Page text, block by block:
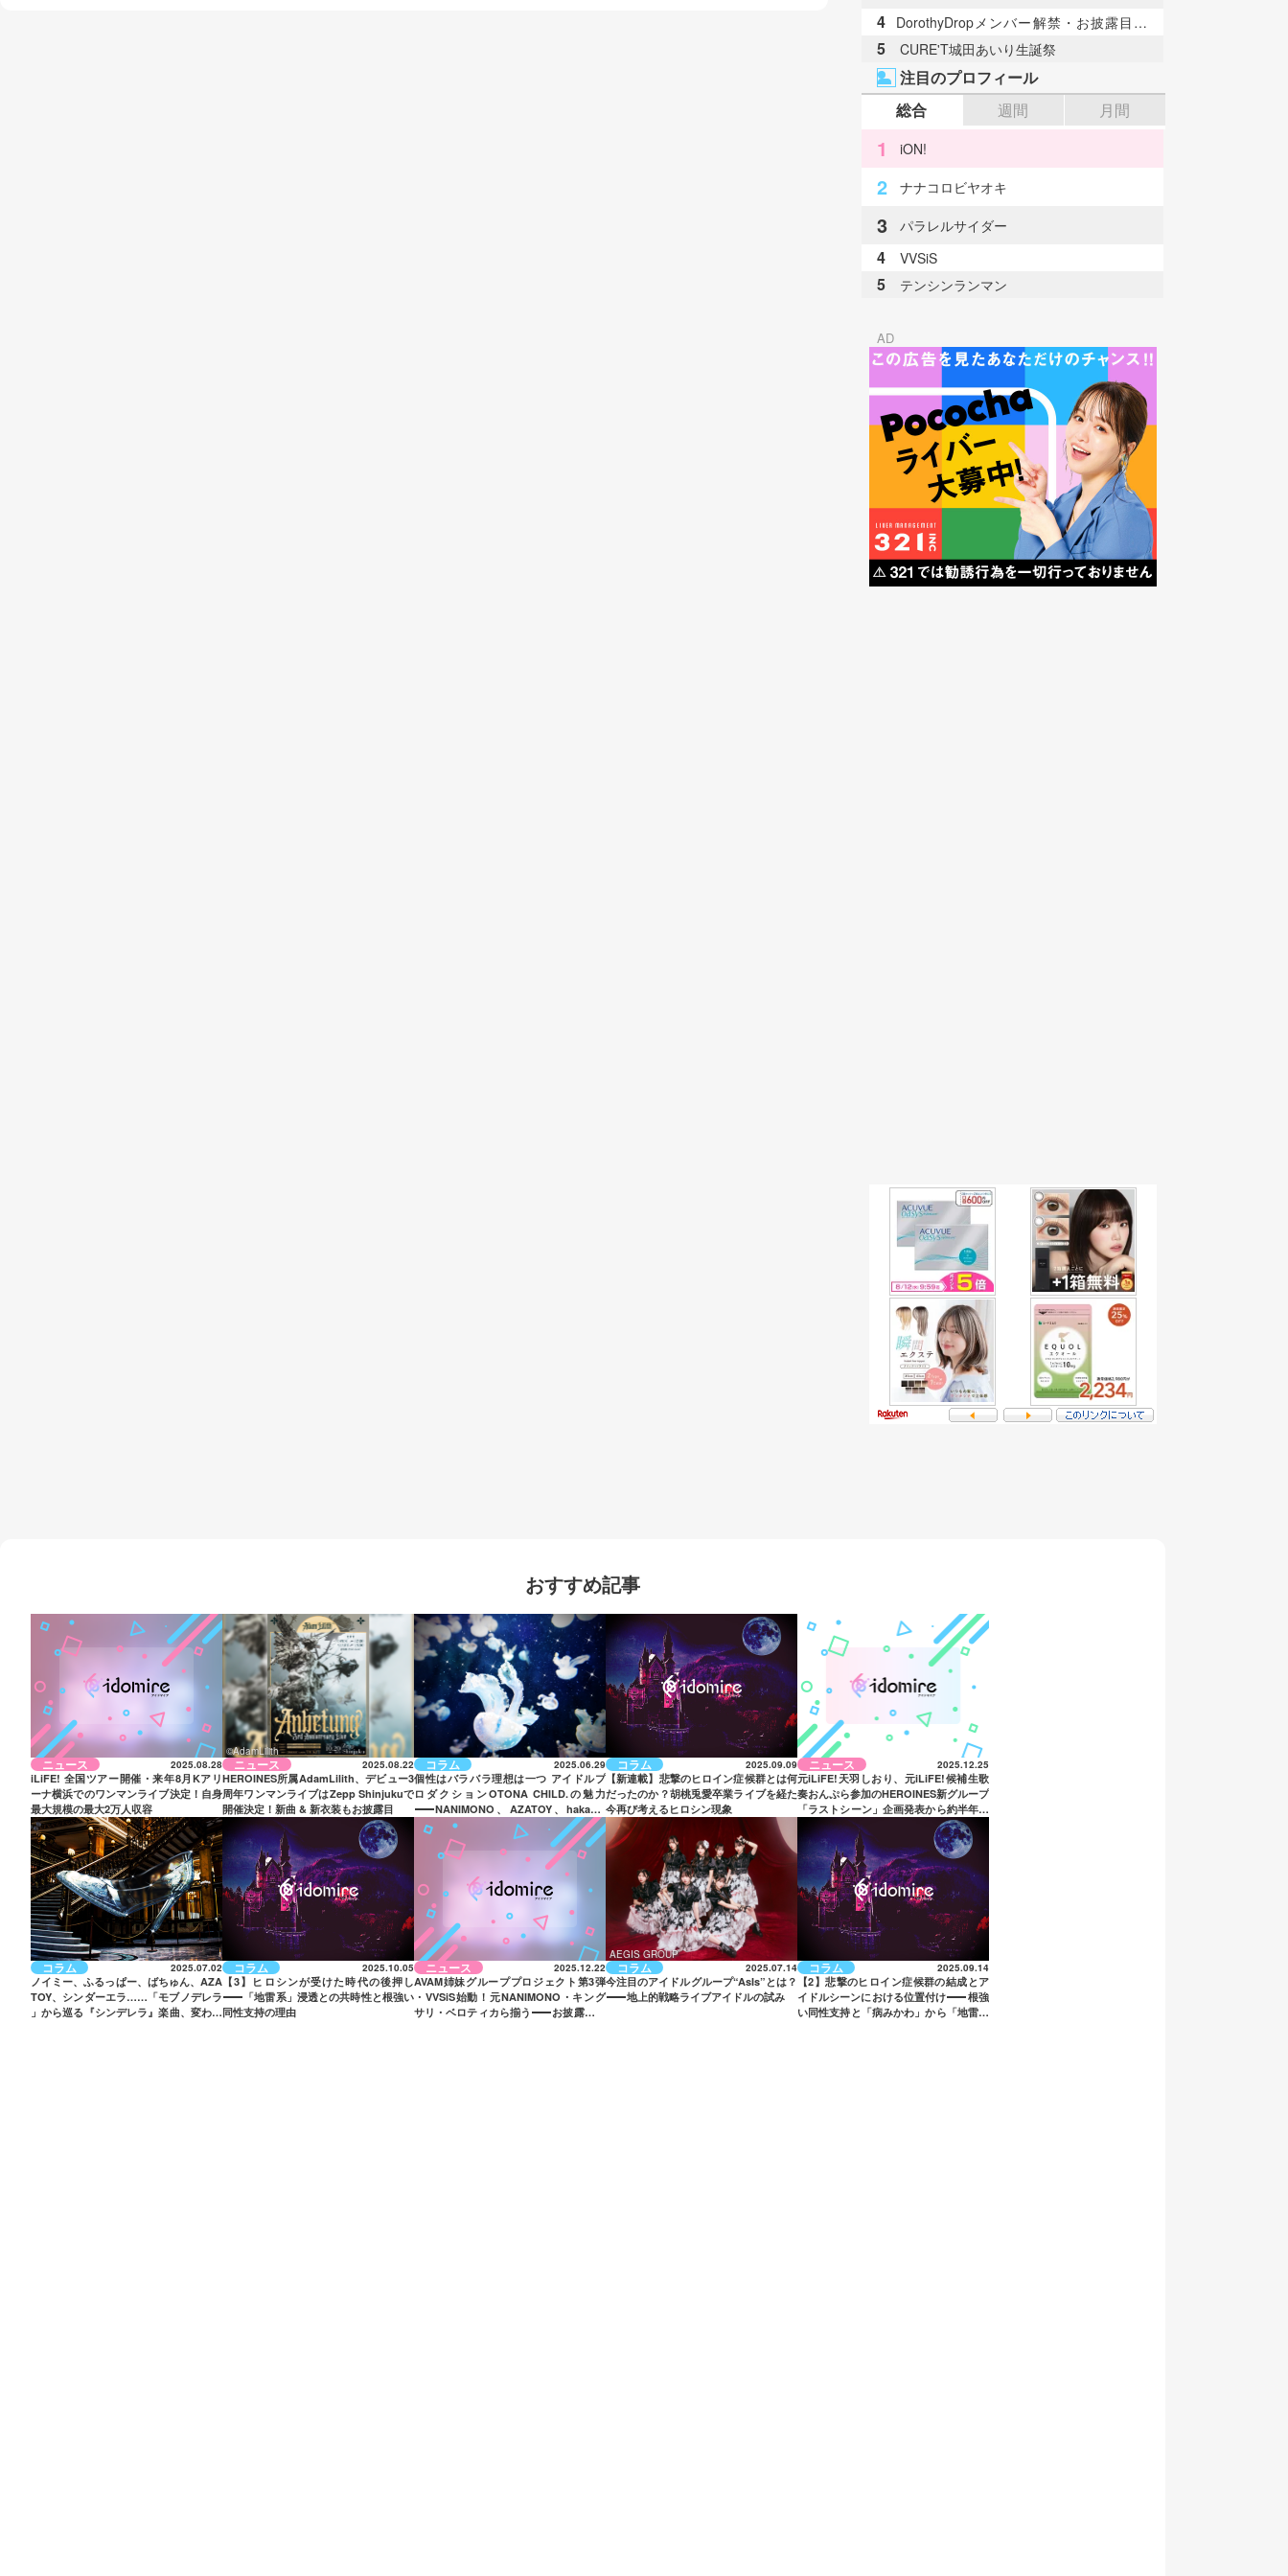
4
DorothyDropメンバー解禁・お披露目ラ
イブ情報
5 CURE'T城田あいり生誕祭
注目のプロフィール
総合
週間 月間
1 iON!
2 ナナコロビヤオキ
3 パラレルサイダー
4 VVSiS
5 テンシンランマン
おすすめ記事
ニュース 2025.08.28
iLiFE! 全国ツアー開催・来年8月Kアリ
ーナ横浜でのワンマンライブ決定！自身
最大規模の最大2万人収容
©AdamLilith
ニュース 2025.08.22
HEROINES所属AdamLilith、デビュー3
周年ワンマンライブはZepp Shinjukuで
開催決定！新曲 & 新衣装もお披露目
コラム 2025.06.29
個性はバラバラ理想は一つ アイドルプ
ロダクションOTONA CHILD.の魅力
——NANIMONO、AZATOY、hakanai
三者三様のグループを紹介
コラム 2025.09.09
【新連載】悲撃のヒロイン症候群とは何
だったのか？胡桃兎愛卒業ライブを経た
今再び考えるヒロシン現象
ニュース 2025.12.25
元iLiFE!天羽しおり、元iLiFE!候補生歌
奏おんぷら参加のHEROINES新グループ
「ラストシーン」企画発表から約半年で
ついにデビュー！
コラム 2025.07.02
ノイミー、ふるっぱー、ばちゅん、AZA
TOY、シンダーエラ……「モブノデレラ
」から巡る『シンデレラ』楽曲、変わら
コラム 2025.10.05
【3】ヒロシンが受けた時代の後押し
—— 「地雷系」浸透との共時性と根強い
同性支持の理由
ニュース 2025.12.22
AVAM姉妹グループプロジェクト第3弾
・VVSiS始動！元NANIMONO・キング
サリ・ベロティカら揃う ——お披露目は
AEGIS GROUP
コラム 2025.07.14
今注目のアイドルグループ“AsIs”とは？
——地上的戦略ライブアイドルの試み
コラム 2025.09.14
【2】悲撃のヒロイン症候群の結成とア
イドルシーンにおける位置付け——根強
い同性支持と「病みかわ」から「地雷系